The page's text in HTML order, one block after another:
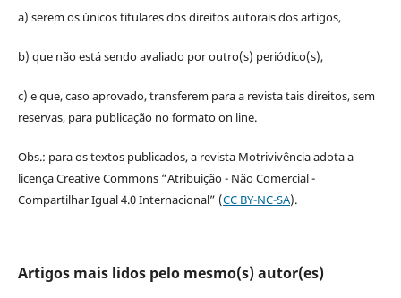
a) serem os únicos titulares dos direitos autorais dos artigos,
b) que não está sendo avaliado por outro(s) periódico(s),
c) e que, caso aprovado, transferem para a revista tais direitos, sem
reservas, para publicação no formato on line.
Obs.: para os textos publicados, a revista Motrivivência adota a
licença Creative Commons “Atribuição - Não Comercial -
Compartilhar Igual 4.0 Internacional” (CC BY-NC-SA).
Artigos mais lidos pelo mesmo(s) autor(es)